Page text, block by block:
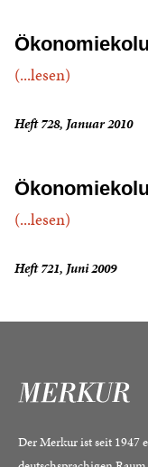
(...lesen)
Heft 728, Januar 2010
(...lesen)
Heft 721, Juni 2009
Der Merkur ist seit 1947